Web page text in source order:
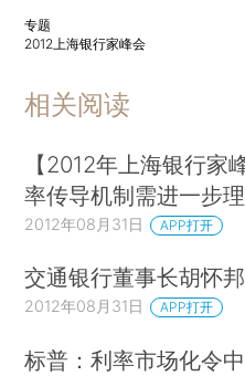
专题
2012上海银行家峰会
相关阅读
【2012年上海银行家
率传导机制需进一步
2012年08月31日 APP打开
交通银行董事长胡怀
2012年08月31日 APP打开
标普：利率市场化令